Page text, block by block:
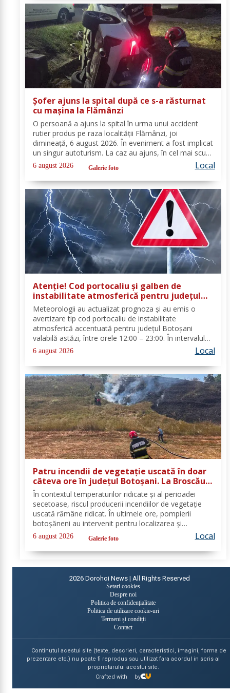
Șofer ajuns la spital după ce s-a răsturnat
cu mașina la Flămânzi
O persoană a ajuns la spital în urma unui accident
rutier produs pe raza localității Flămânzi, joi
dimineață, 6 august 2026. În eveniment a fost implicat
un singur autoturism. La caz au ajuns, în cel mai scurt
timp, pompierii din cadrul Punctului de Lucru Flămânzi,
cu o autospecială de stingere și...
6 august 2026 Galerie foto Local
Atenție! Cod portocaliu și galben de
instabilitate atmosferică pentru județul
Botoșani
Meteorologii au actualizat prognoza și au emis o
avertizare tip cod portocaliu de instabilitate
atmosferică accentuată pentru județul Botoșani
valabilă astăzi, între orele 12:00 – 23:00. În intervalul
menționat vor fi perioade cu instabilitate atmosferică
accentuată ce se va manifesta prin...
6 august 2026 Local
Patru incendii de vegetație uscată în doar
câteva ore în județul Botoșani. La Broscăuți
a ars un hectar de vegetație
În contextul temperaturilor ridicate și al perioadei
secetoase, riscul producerii incendiilor de vegetație
uscată rămâne ridicat. În ultimele ore, pompierii
botoșăneni au intervenit pentru localizarea și
lichidarea a patru incendii de vegetație uscată,
produse în următoarele localități: Broscăuți –...
6 august 2026 Galerie foto Local
2026 Dorohoi News | All Rights Reserved
Setari cookies
Despre noi
Politica de confidențialitate
Politica de utilizare cookie-uri
Termeni și condiții
Contact
Continutul acestui site (texte, descrieri, caracteristici, imagini, forma de
prezentare etc.) nu poate fi reprodus sau utilizat fara acordul in scris al
proprietarului acestui site.
Crafted with
by